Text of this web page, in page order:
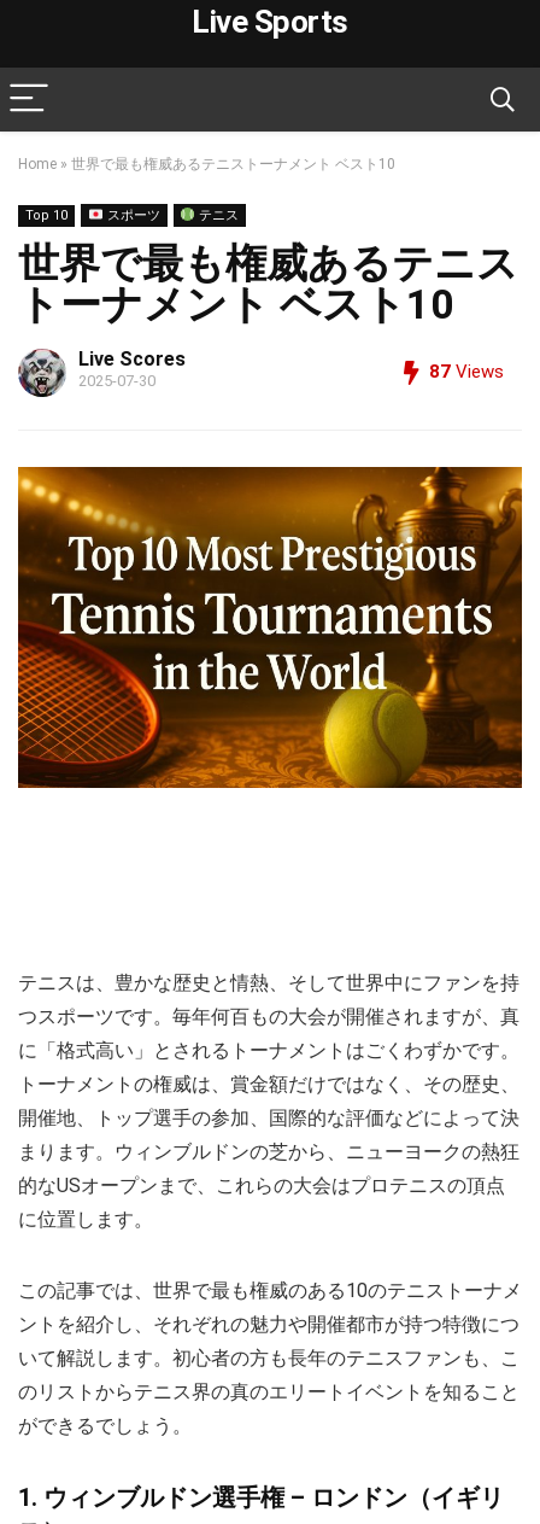
Live Sports
Home » 世界で最も権威あるテニストーナメント ベスト10
Top 10 スポーツ テニス
世界で最も権威あるテニス
トーナメント ベスト10
Live Scores
2025-07-30 87 Views
テニスは、豊かな歴史と情熱、そして世界中にファンを持
つスポーツです。毎年何百もの大会が開催されますが、真
に「格式高い」とされるトーナメントはごくわずかです。
トーナメントの権威は、賞金額だけではなく、その歴史、
開催地、トップ選手の参加、国際的な評価などによって決
まります。ウィンブルドンの芝から、ニューヨークの熱狂
的なUSオープンまで、これらの大会はプロテニスの頂点
に位置します。
この記事では、世界で最も権威のある10のテニストーナメ
ントを紹介し、それぞれの魅力や開催都市が持つ特徴につ
いて解説します。初心者の方も長年のテニスファンも、こ
のリストからテニス界の真のエリートイベントを知ること
ができるでしょう。
1. ウィンブルドン選手権 – ロンドン（イギリ